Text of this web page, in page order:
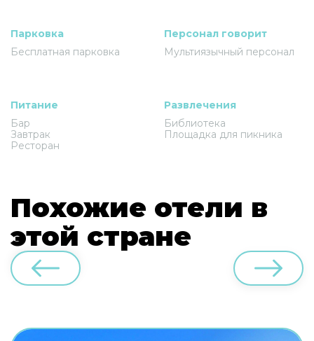
Парковка
Бесплатная парковка
Персонал говорит
Мультиязычный персонал
Питание
Бар
Завтрак
Ресторан
Развлечения
Библиотека
Площадка для пикника
Похожие отели в
этой стране